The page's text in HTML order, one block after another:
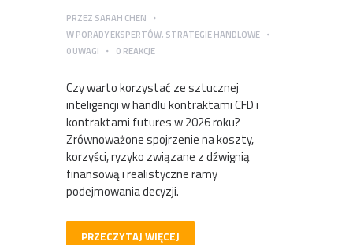
PRZEZ SARAH CHEN
WPORADY EKSPERTÓW, STRATEGIE HANDLOWE
0UWAGI 0 REAKCJE
Czy warto korzystać ze sztucznej
inteligencji w handlu kontraktami CFD i
kontraktami futures w 2026 roku?
Zrównoważone spojrzenie na koszty,
korzyści, ryzyko związane z dźwignią
finansową i realistyczne ramy
podejmowania decyzji.
PRZECZYTAJ WIĘCEJ